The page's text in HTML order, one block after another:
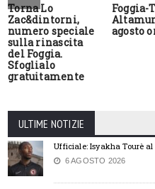
Torna Lo
Zac&dintorni,
numero speciale
sulla rinascita
del Foggia.
Sfoglialo
gratuitamente
Foggia-
agosto
ULTIME NOTIZIE
Ufficiale: Isyakha Tourè al
6 AGOSTO 2026